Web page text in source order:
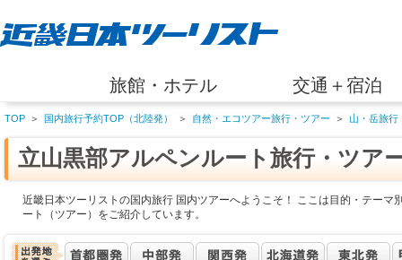
旅館・ホテル 交通＋宿泊
TOP ＞ 国内旅行予約TOP（北陸発） ＞ 自然・エコツアー旅行・ツアー ＞ 山・岳旅行
立山黒部アルペンルート旅行・ツア
近畿日本ツーリストの国内旅行 国内ツアーへようこそ！ ここは目的・テーマ
ート（ツアー）をご紹介しています。